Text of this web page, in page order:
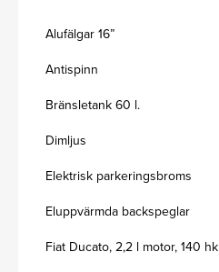
Alufälgar 16”
Antispinn
Bränsletank 60 l.
Dimljus
Elektrisk parkeringsbroms
Eluppvärmda backspeglar
Fiat Ducato, 2,2 l motor, 140 hk